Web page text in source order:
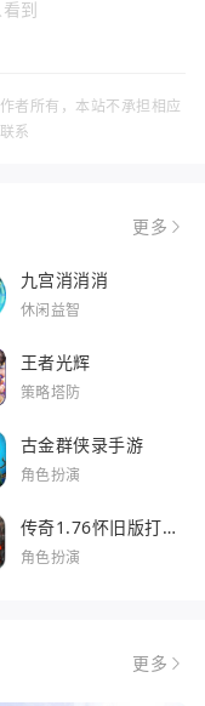
到
者所有，本站不承担相应
系
更多
九宫消消消
休闲益智
王者光辉
策略塔防
古金群侠录手游
角色扮演
传奇1.76怀旧版打金
服
角色扮演
更多